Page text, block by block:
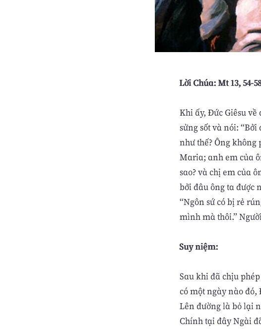
Lời Chúa: Mt 13, 54-
Khi ấy, Đức Giêsu
sửng sốt và nói:
như thế? Ông không
Maria; anh em của
sao? và chị em của
bởi đâu ông ta được
“Ngôn sứ có bị rẻ
mình mà thôi.”
Suy niệm:
Sau khi đã chịu
có một ngày nào
Lên đường là bỏ lại
Chính tại đây Ngài